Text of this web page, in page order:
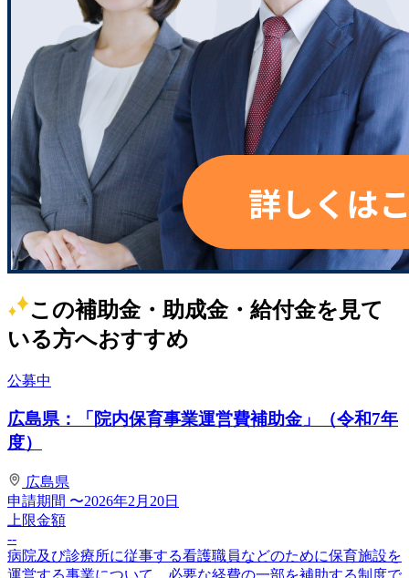
この補助金・助成金・給付金を見て
いる方へおすすめ
公募中
広島県：「院内保育事業運営費補助金」（令和7年
度）
広島県
申請期間 〜2026年2月20日
上限金額
--
病院及び診療所に従事する看護職員などのために保育施設を